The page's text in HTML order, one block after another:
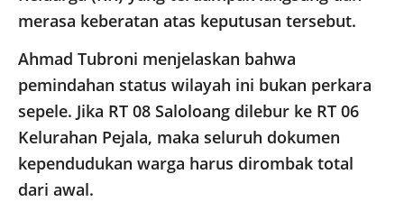
merasa keberatan atas keputusan tersebut.
​Ahmad Tubroni menjelaskan bahwa
pemindahan status wilayah ini bukan perkara
sepele. Jika RT 08 Saloloang dilebur ke RT 06
Kelurahan Pejala, maka seluruh dokumen
kependudukan warga harus dirombak total
dari awal.